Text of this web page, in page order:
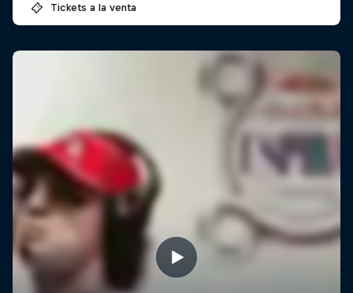
Tickets a la venta